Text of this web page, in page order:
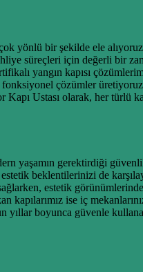
yönlü bir şekilde ele
süreçleri için değerli bir
yangın kapısı
çözümler
Kapı Ustası olarak, her türlü
yaşamın gerektirdiği
estetik beklentilerinizi de
estetik
kapılarımız ise iç
yıllar boyunca güvenle